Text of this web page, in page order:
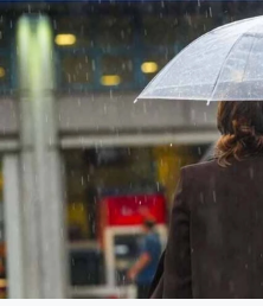
Diğer
DÜNYA
EĞİTİM
EKONOMİ
Eleman